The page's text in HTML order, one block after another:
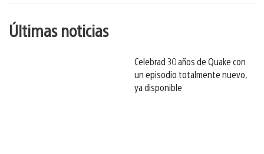
Últimas noticias
Celebrad 30 años de Quake con
un episodio totalmente nuevo,
ya disponible